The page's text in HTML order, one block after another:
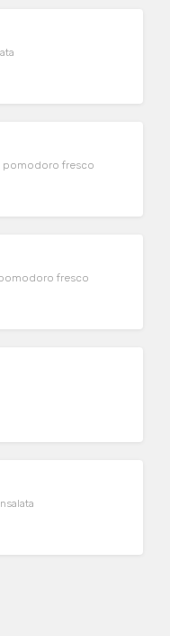
pomodoro fresco
fresco